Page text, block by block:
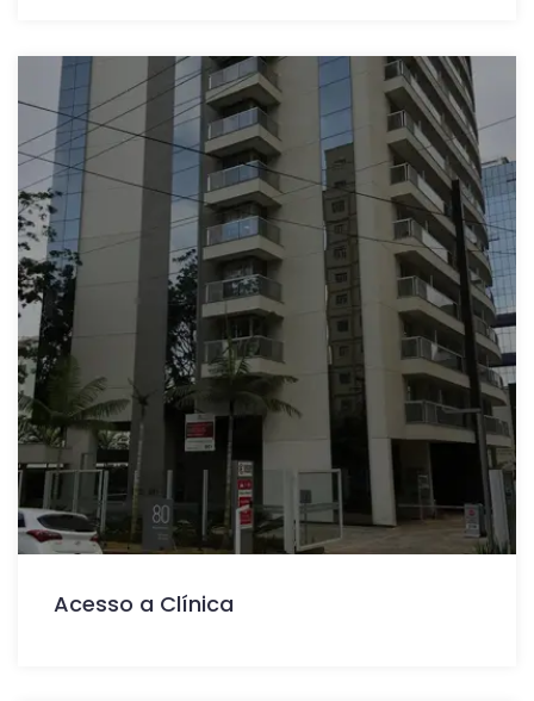
Acesso a Clínica